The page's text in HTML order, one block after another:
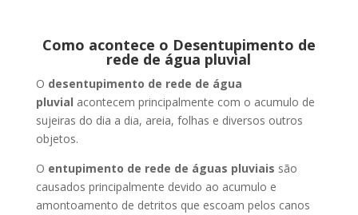
Como acontece o Desentupimento de
rede de água pluvial
O desentupimento de rede de água
pluvial acontecem principalmente com o acumulo de
sujeiras do dia a dia, areia, folhas e diversos outros
objetos.
O entupimento de rede de águas pluviais são
causados principalmente devido ao acumulo e
amontoamento de detritos que escoam pelos canos